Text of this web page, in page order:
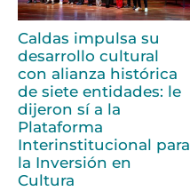
Caldas impulsa su
desarrollo cultural
con alianza histórica
de siete entidades: le
dijeron sí a la
Plataforma
Interinstitucional para
la Inversión en
Cultura